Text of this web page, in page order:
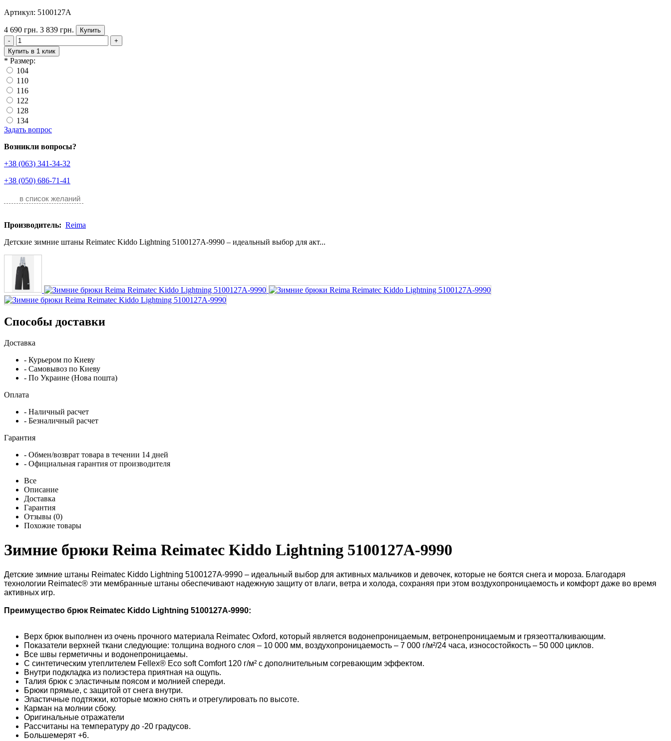
Артикул: 5100127A
4 690 грн. 3 839 грн.
Купить
-
+
Купить в 1 клик
* Размер:
104
110
116
122
128
134
Задать вопрос
Возникли вопросы?
+38 (063) 341-34-32
+38 (050) 686-71-41
в список желаний
Производитель: Reima
Детские зимние штаны Reimatec Kiddo Lightning 5100127A-9990 – идеальный выбор для акт...
Способы доставки
Доставка
- Курьером по Киеву
- Самовывоз по Киеву
- По Украине (Нова пошта)
Оплата
- Наличный расчет
- Безналичный расчет
Гарантия
- Обмен/возврат товара в течении 14 дней
- Официальная гарантия от производителя
Все
Описание
Доставка
Гарантия
Отзывы (0)
Похожие товары
Зимние брюки Reima Reimatec Kiddo Lightning 5100127A-9990
Детские зимние штаны Reimatec Kiddo Lightning 5100127A-9990 – идеальный выбор для активных мальчиков и девочек, которые не боятся снега и мороза. Благодаря
технологии Reimatec® эти мембранные штаны обеспечивают надежную защиту от влаги, ветра и холода, сохраняя при этом воздухопроницаемость и комфорт даже во время
активных игр.
Преимущество брюк Reimatec Kiddo Lightning 5100127A-9990:
Верх брюк выполнен из очень прочного материала Reimatec Oxford, который является водонепроницаемым, ветронепроницаемым и грязеотталкивающим.
Показатели верхней ткани следующие: толщина водного слоя – 10 000 мм, воздухопроницаемость – 7 000 г/м²/24 часа, износостойкость – 50 000 циклов.
Все швы герметичны и водонепроницаемы.
С синтетическим утеплителем Fellex® Eco soft Comfort 120 г/м² с дополнительным согревающим эффектом.
Внутри подкладка из полиэстера приятная на ощупь.
Талия брюк с эластичным поясом и молнией спереди.
Брюки прямые, с защитой от снега внутри.
Эластичные подтяжки, которые можно снять и отрегулировать по высоте.
Карман на молнии сбоку.
Оригинальные отражатели
Рассчитаны на температуру до -20 градусов.
Большемерят +6.